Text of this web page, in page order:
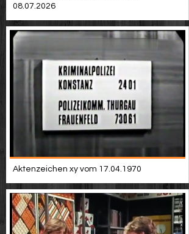
08.07.2026
Aktenzeichen xy vom 17.04.1970